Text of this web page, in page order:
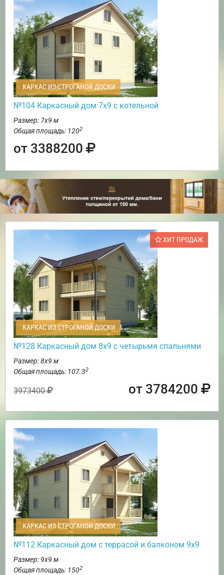
КАРКАС ИЗ СТРОГАНОЙ ДОСКИ
№104 Каркасный дом 7х9 с котельной
Размер: 7х9 м
Общая площадь: 1202
от 3388200
ХИТ ПРОДАЖ
КАРКАС ИЗ СТРОГАНОЙ ДОСКИ
№128 Каркасный дом 8х9 с четырьмя спальнями
Размер: 8х9 м
Общая площадь: 107.32
3973400 от 3784200
КАРКАС ИЗ СТРОГАНОЙ ДОСКИ
№112 Каркасный дом с террасой и балконом 9х9
Размер: 9х9 м
Общая площадь: 1502